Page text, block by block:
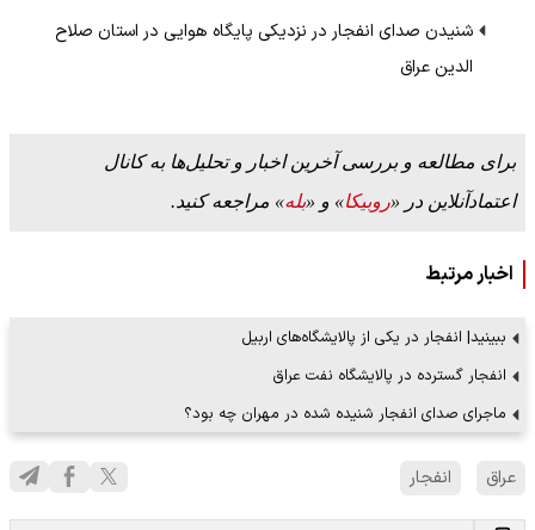
شنیدن صدای انفجار در نزدیکی پایگاه هوایی در استان صلاح
الدین عراق
برای مطالعه و بررسی آخرین اخبار و تحلیل‌ها به کانال
اعتمادآنلاین در «روبیکا» و «بله» مراجعه کنید.
اخبار مرتبط
ببینید| انفجار در یکی از پالایشگاه‌های اربیل
انفجار گسترده در پالایشگاه نفت عراق
ماجرای صدای انفجار شنیده شده در مهران چه بود؟
عراق انفجار